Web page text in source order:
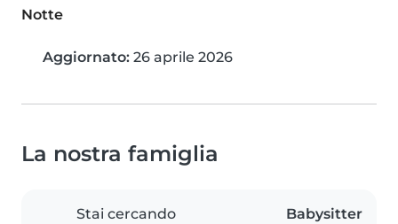
Notte
Aggiornato: 26 aprile 2026
La nostra famiglia
Stai cercando Babysitter